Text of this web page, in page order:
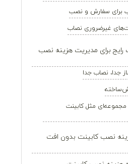
برای مدیریت هزینه نصب
مجموعه‌ای مثل کابینت
نصب کابینت بدون افت